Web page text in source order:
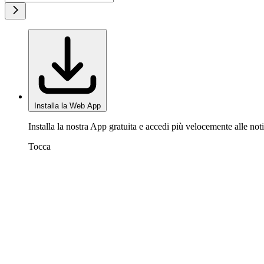
Installa la Web App
Installa la nostra App gratuita e accedi più velocemente alle
Tocca